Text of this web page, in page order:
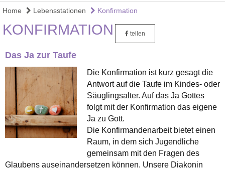
Home Lebensstationen Konfirmation
KONFIRMATION teilen
Das Ja zur Taufe
Die Konfirmation ist kurz gesagt die
Antwort auf die Taufe im Kindes- oder
Säuglingsalter. Auf das Ja Gottes
folgt mit der Konfirmation das eigene
Ja zu Gott.
Die Konfirmandenarbeit bietet einen
Raum, in dem sich Jugendliche
gemeinsam mit den Fragen des
Glaubens auseinandersetzen können. Unsere Diakonin